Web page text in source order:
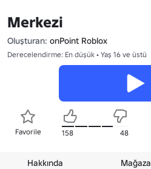
Merkezi
Oluşturan: onPoint Roblox
Derecelendirme: En düşük • Yaş 16 ve üstü
Favorile 158 48
Hakkında Mağaza